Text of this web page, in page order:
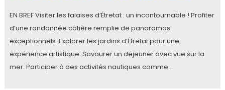
EN BREF Visiter les falaises d’Étretat : un incontournable ! Profiter
d’une randonnée côtière remplie de panoramas
exceptionnels. Explorer les jardins d’Étretat pour une
expérience artistique. Savourer un déjeuner avec vue sur la
mer. Participer à des activités nautiques comme…